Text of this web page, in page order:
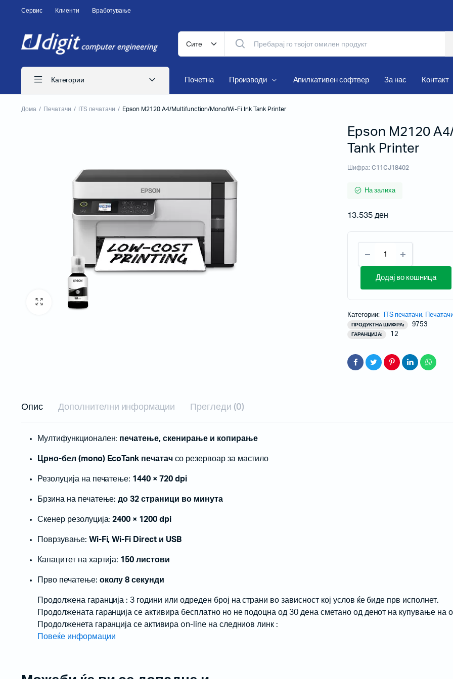
Сервис Клиенти Вработување
Категории Почетна Производи
Ласерски печатачи
Бизнис печатачи
Потрошен материјал
Матрични печатачи
Термални печатачи
Мобилни печатачи
Рибони
Жичани бар-код читачи
Апилкативен софтвер За нас Контакт
Дома Печатачи ITS печатачи Epson M2120 A4/Multifunction/Mono/Wi-Fi Ink Tank Printer
Epson M2120
Tank Printer
Шифра: C11CJ18402
На залиха
13.535ден
Додај во кошница
Категории: ITS печатачи,
ПРОДУКТНА ШИФРА: 9753
ГАРАНЦИЈА: 12
Опис Дополнителни информации Прегледи (0)
Мултифункционален: печатење, скенирање и копирање
Црно-бел (mono) EcoTank печатач со резервоар за мастило
Резолуција на печатење: 1440 × 720 dpi
Брзина на печатење:до 32 страници во минута
Скенер резолуција:2400 × 1200 dpi
Поврзување: Wi-Fi, Wi-Fi Direct и USB
Капацитет на хартија: 150 листови
Прво печатење: околу 8 секунди
Продолжена гаранција : 3 години или одреден број на страни во зависност кој услов ќе биде прв исполнет.
Продолжената гаранција се активира бесплатно но не подоцна од 30 дена сметано од денот на купување на
Продолженета гаранција се активира on-line на следниов линк :
Повеќе информации